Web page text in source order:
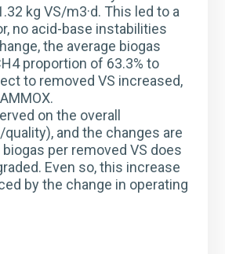
kg VS/m3·d. This led to a
no acid-base instabilities
the average biogas
proportion of 63.3% to
to removed VS increased,
on the overall
and the changes are
per removed VS does
Even so, this increase
by the change in operating